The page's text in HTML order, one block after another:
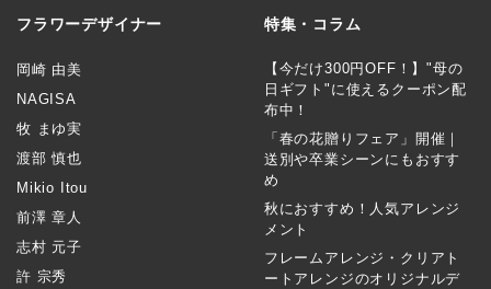
フラワーデザイナー
岡崎 由美
NAGISA
牧 まゆ実
渡部 慎也
Mikio Itou
前澤 章人
志村 元子
許 宗秀
特集・コラム
【今だけ300円OFF！】"母の
日ギフト"に使えるクーポン配
布中！
「春の花贈りフェア」開催｜
送別や卒業シーンにもおすす
め
秋におすすめ！人気アレンジ
メント
フレームアレンジ・クリアト
ートアレンジのオリジナルデ